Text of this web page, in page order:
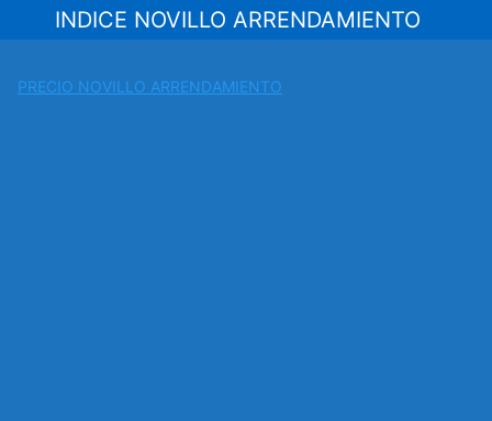
al
INDICE NOVILLO ARRENDAMIENTO
PRECIO NOVILLO ARRENDAMIENTO